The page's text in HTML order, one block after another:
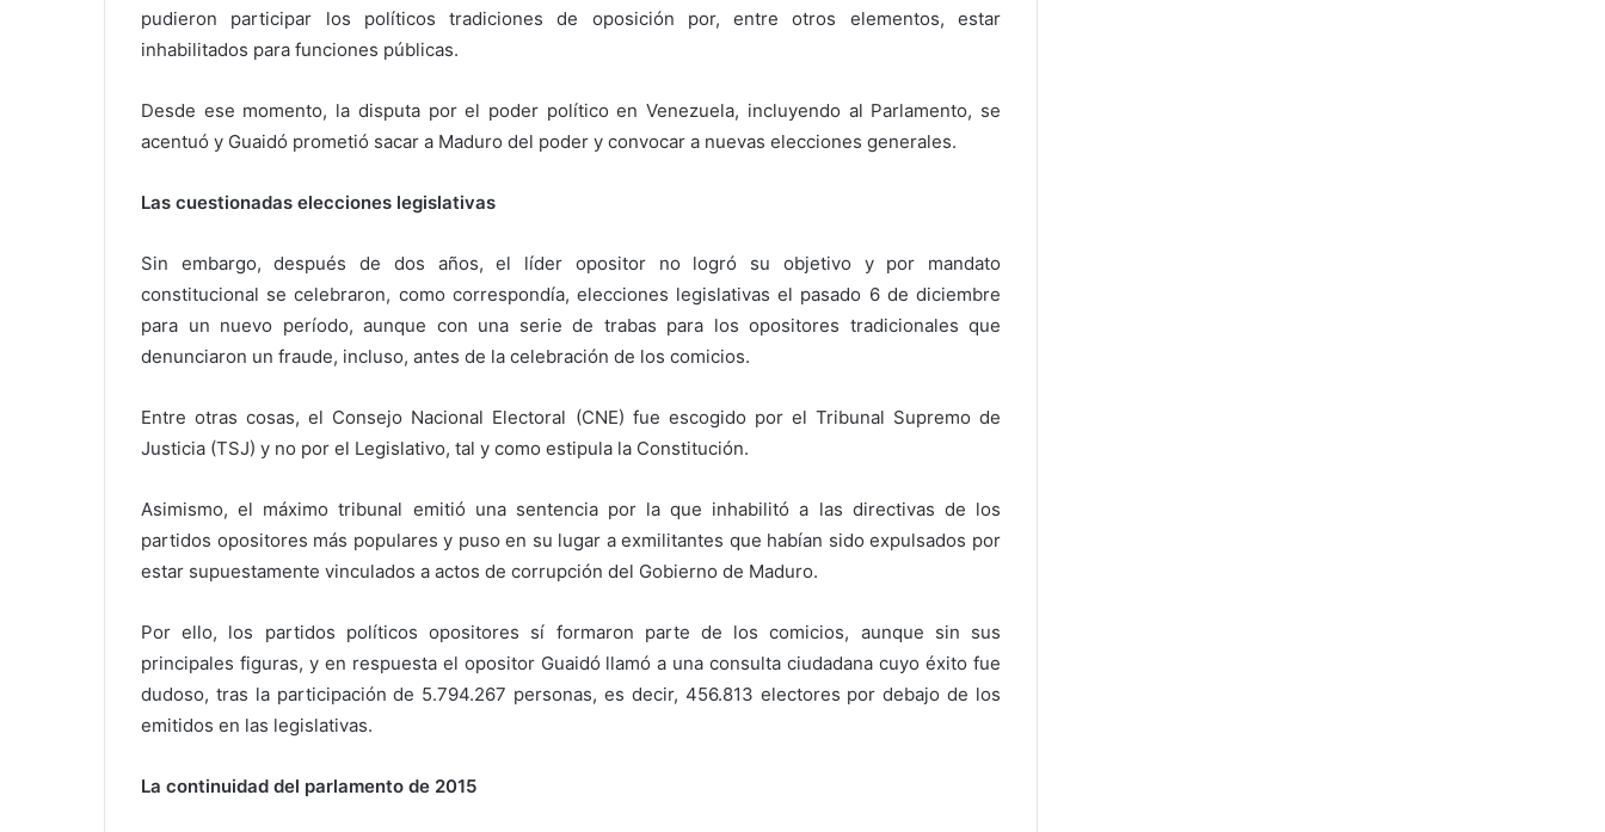
pudieron participar los políticos tradiciones de oposición por, entre otros elementos, estar
inhabilitados para funciones públicas.
Desde ese momento, la disputa por el poder político en Venezuela, incluyendo al Parlamento, se
acentuó y Guaidó prometió sacar a Maduro del poder y convocar a nuevas elecciones generales.
Las cuestionadas elecciones legislativas
Sin embargo, después de dos años, el líder opositor no logró su objetivo y por mandato
constitucional se celebraron, como correspondía, elecciones legislativas el pasado 6 de diciembre
para un nuevo período, aunque con una serie de trabas para los opositores tradicionales que
denunciaron un fraude, incluso, antes de la celebración de los comicios.
Entre otras cosas, el Consejo Nacional Electoral (CNE) fue escogido por el Tribunal Supremo de
Justicia (TSJ) y no por el Legislativo, tal y como estipula la Constitución.
Asimismo, el máximo tribunal emitió una sentencia por la que inhabilitó a las directivas de los
partidos opositores más populares y puso en su lugar a exmilitantes que habían sido expulsados por
estar supuestamente vinculados a actos de corrupción del Gobierno de Maduro.
Por ello, los partidos políticos opositores sí formaron parte de los comicios, aunque sin sus
principales figuras, y en respuesta el opositor Guaidó llamó a una consulta ciudadana cuyo éxito fue
dudoso, tras la participación de 5.794.267 personas, es decir, 456.813 electores por debajo de los
emitidos en las legislativas.
La continuidad del parlamento de 2015